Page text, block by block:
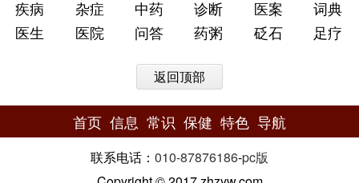
疾病
杂症 中药 诊断 医案
词典
医生
医院 问答 药粥 砭石 足疗
返回顶部
首页 信息 常识 保健 特色 导航
联系电话： 010-87876186-pc版